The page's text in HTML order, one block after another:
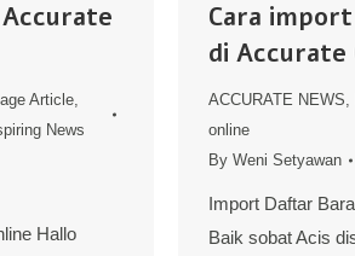
Article,
News
Hallo
Cara
di Accurate
ACCURATE NEWS,
online
By Weni Setyawan
Import Daftar
Baik sobat Acis